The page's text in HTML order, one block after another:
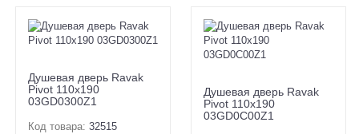
Душевая дверь Ravak
Pivot 110x190
03GD0300Z1
Код товара: 32515
Душевая дверь Ravak
Pivot 110x190
03GD0C00Z1